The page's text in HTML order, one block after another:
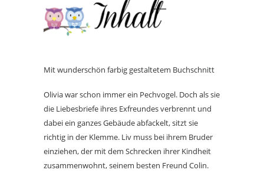
Mit wunderschön farbig gestaltetem Buchschnitt
Olivia war schon immer ein Pechvogel. Doch als sie
die Liebesbriefe ihres Exfreundes verbrennt und
dabei ein ganzes Gebäude abfackelt, sitzt sie
richtig in der Klemme. Liv muss bei ihrem Bruder
einziehen, der mit dem Schrecken ihrer Kindheit
zusammenwohnt, seinem besten Freund Colin.